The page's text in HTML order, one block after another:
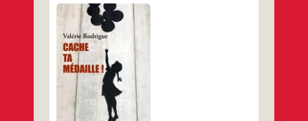
Le livre, Cache ta médaille, est le récit d’un
voyage en Palestine entrepris par Valérie
Rodrigue pour mieux comprendre le conflit